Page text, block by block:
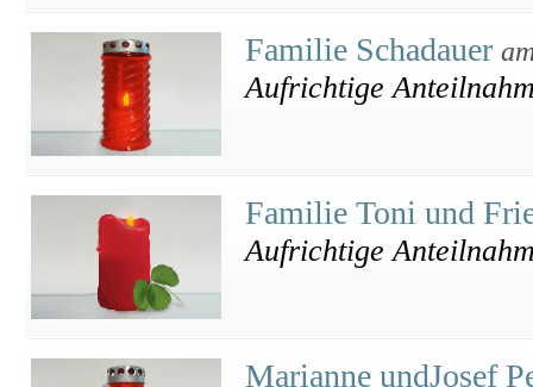
Familie Schadauer
Aufrichtige
Familie Toni und
Aufrichtige
Marianne undJosef